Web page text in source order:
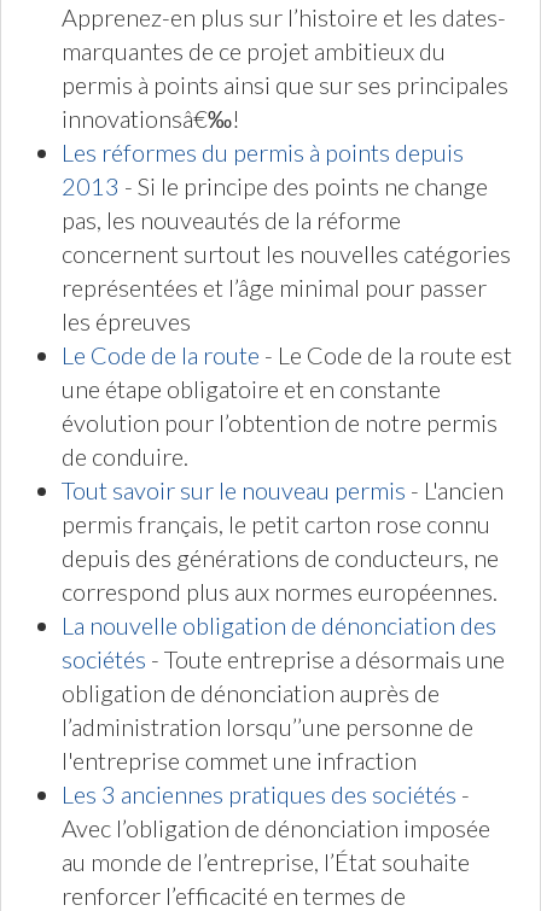
Apprenez-en plus sur l’histoire et les dates-
marquantes de ce projet ambitieux du
permis à points ainsi que sur ses principales
innovationsâ€‰!
Les réformes du permis à points depuis
2013 - Si le principe des points ne change
pas, les nouveautés de la réforme
concernent surtout les nouvelles catégories
représentées et l’âge minimal pour passer
les épreuves
Le Code de la route - Le Code de la route est
une étape obligatoire et en constante
évolution pour l’obtention de notre permis
de conduire.
Tout savoir sur le nouveau permis - L'ancien
permis français, le petit carton rose connu
depuis des générations de conducteurs, ne
correspond plus aux normes européennes.
La nouvelle obligation de dénonciation des
sociétés - Toute entreprise a désormais une
obligation de dénonciation auprès de
l’administration lorsqu’’une personne de
l'entreprise commet une infraction
Les 3 anciennes pratiques des sociétés -
Avec l’obligation de dénonciation imposée
au monde de l’entreprise, l’État souhaite
renforcer l’efficacité en termes de